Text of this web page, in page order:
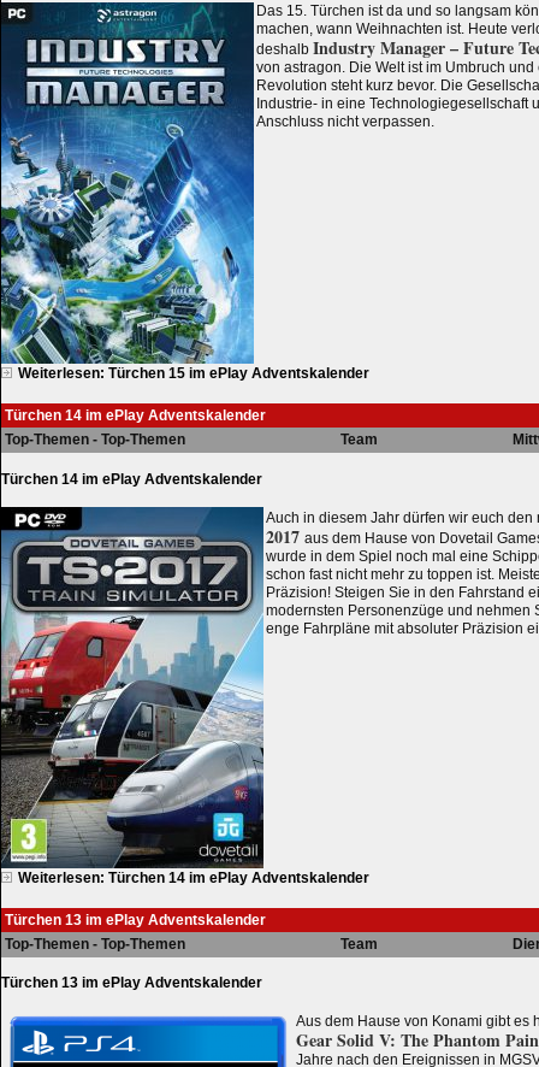
Das 15. Türchen ist da und so langsam
machen, wann Weihnachten ist. Heute
deshalb Industry Manager– Future
von astragon. Die Welt ist im Umbruch
Revolution steht kurz bevor. Die
Industrie- in eine Technologiegesellschaft
Anschluss nicht verpassen.
Weiterlesen: Türchen 15 im ePlay Adventskalender
Türchen 14 im ePlay Adventskalender
Top-Themen - Top-Themen
Team
Türchen 14 im ePlay Adventskalender
Auch in diesem Jahr dürfen wir euch
2017 aus dem Hause von Dovetail
wurde in dem Spiel noch mal eine
schon fast nicht mehr zu toppen ist.
Präzision! Steigen Sie in den Fahrstand
modernsten Personenzüge und nehmen
enge Fahrpläne mit absoluter Präzision
Weiterlesen: Türchen 14 im ePlay Adventskalender
Türchen 13 im ePlay Adventskalender
Top-Themen - Top-Themen
Team
Türchen 13 im ePlay Adventskalender
Aus dem Hause von Konami gibt es
Gear Solid V: The Phantom Pain
Jahre nach den Ereignissen in